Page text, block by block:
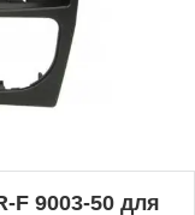
F 9003-50 для